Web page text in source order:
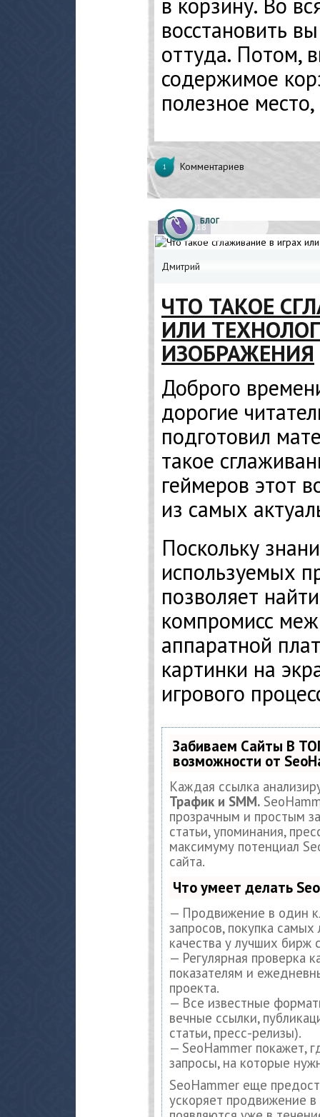
восстановить
оттуда. Потом,
содержимое
полезное место,
1 Комментариев
03.09.2018
БЛОГ
Дмитрий
ЧТО ТАКОЕ
ИЛИ
ИЗОБРАЖЕНИЯ
Доброго
дорогие
подготовил
такое
геймеров этот
из самых
Поскольку
используемых
позволяет
компромисс
аппаратной
картинки на
игрового
Забиваем Сайты В
возможности от
Каждая ссылка
Трафик и SMM.
прозрачным и простым
статьи, упоминания,
максимуму потенциал
сайта.
Что умеет делать
— Продвижение в один
запросов, покупка
качества у лучших бирж
— Регулярная проверка
показателям и
проекта.
— Все известные
вечные ссылки,
статьи, пресс-релизы).
— SeoHammer покажет,
запросы, на которые
SeoHammer еще
ускоряет продвижение в